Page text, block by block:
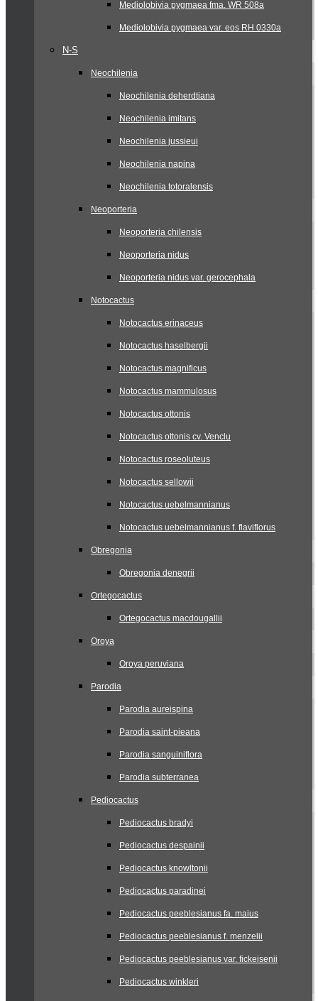
Mediolobivia pygmaea fma. WR 508a
Mediolobivia pygmaea var. eos RH 0330a
N-S
Neochilenia
Neochilenia deherdtiana
Neochilenia imitans
Neochilenia jussieui
Neochilenia napina
Neochilenia totoralensis
Neoporteria
Neoporteria chilensis
Neoporteria nidus
Neoporteria nidus var. gerocephala
Notocactus
Notocactus erinaceus
Notocactus haselbergii
Notocactus magnificus
Notocactus mammulosus
Notocactus ottonis
Notocactus ottonis cv. Venclu
Notocactus roseoluteus
Notocactus sellowii
Notocactus uebelmannianus
Notocactus uebelmannianus f. flaviflorus
Obregonia
Obregonia denegrii
Ortegocactus
Ortegocactus macdougallii
Oroya
Oroya peruviana
Parodia
Parodia aureispina
Parodia saint-pieana
Parodia sanguiniflora
Parodia subterranea
Pediocactus
Pediocactus bradyi
Pediocactus despainii
Pediocactus knowltonii
Pediocactus paradinei
Pediocactus peeblesianus fa. maius
Pediocactus peeblesianus f. menzelii
Pediocactus peeblesianus var. fickeisenii
Pediocactus winkleri